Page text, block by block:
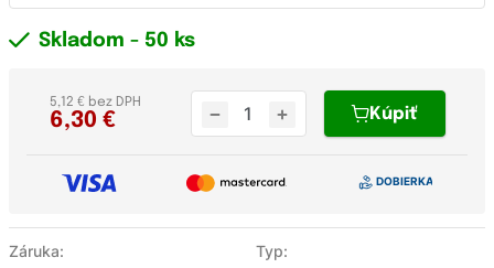
Záruka:
Typ:
Skladom - 50 ks
6,30 €
5,12 € bez DPH
Kúpiť